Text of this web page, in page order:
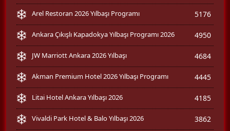
Arel Restoran 2026 Yılbaşı Programı 5176
Ankara Çıkışlı Kapadokya Yılbaşı Programı 2026 4950
JW Marriott Ankara 2026 Yılbaşı 4684
Akman Premium Hotel 2026 Yılbaşı Programı 4445
Litai Hotel Ankara Yılbaşı 2026 4185
Vivaldi Park Hotel & Balo Yılbaşı 2026 3862